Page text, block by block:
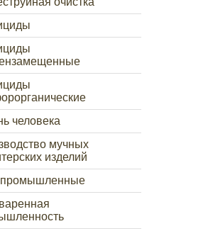
человека
мучных
изделий
промышленные